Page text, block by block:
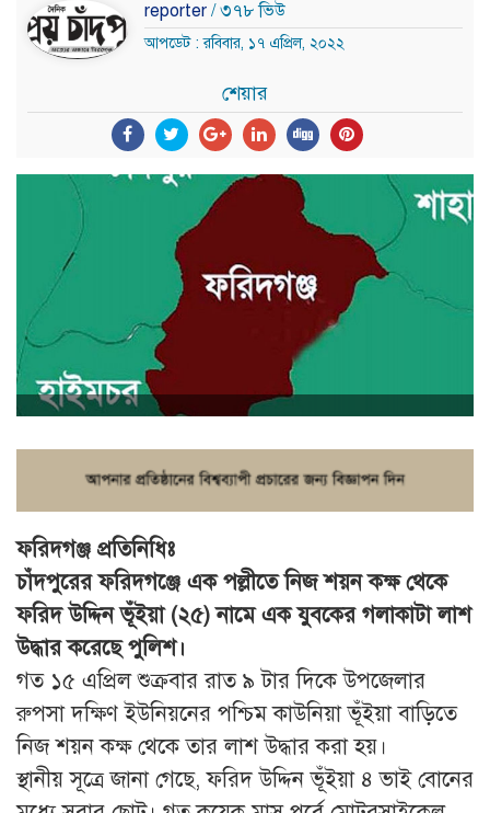
reporter / ৩৭৮ ভিউ
আপডেট : রবিবার, ১৭ এপ্রিল, ২০২২
শেয়ার
ফরিদগঞ্জ প্রতিনিধিঃ
চাঁদপুরের ফরিদগঞ্জে এক পল্লীতে নিজ শয়ন কক্ষ থেকে
ফরিদ উদ্দিন ভূঁইয়া (২৫) নামে এক যুবকের গলাকাটা লাশ
উদ্ধার করেছে পুলিশ।
গত ১৫ এপ্রিল শুক্রবার রাত ৯ টার দিকে উপজেলার
রুপসা দক্ষিণ ইউনিয়নের পশ্চিম কাউনিয়া ভূঁইয়া বাড়িতে
নিজ শয়ন কক্ষ থেকে তার লাশ উদ্ধার করা হয়।
স্থানীয় সূত্রে জানা গেছে, ফরিদ উদ্দিন ভূঁইয়া ৪ ভাই বোনের